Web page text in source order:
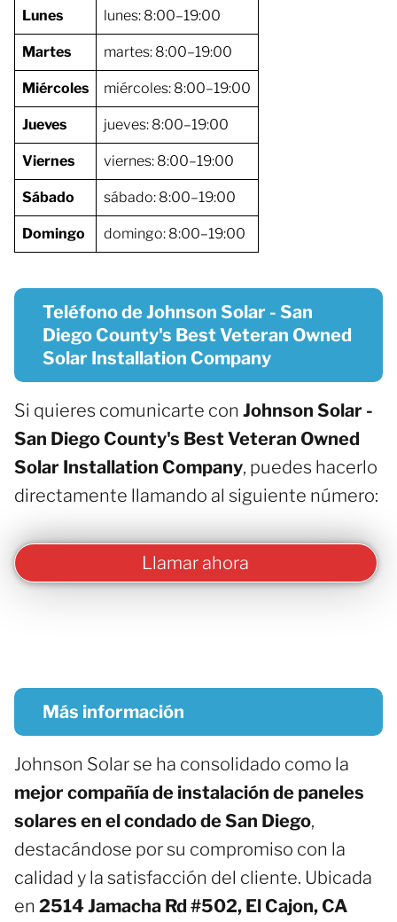
Lunes lunes: 8:00–19:00
Martes martes: 8:00–19:00
Miércoles miércoles: 8:00–19:00
Jueves jueves: 8:00–19:00
Viernes viernes: 8:00–19:00
Sábado sábado: 8:00–19:00
Domingo domingo: 8:00–19:00
Teléfono de Johnson Solar - San
Diego County's Best Veteran Owned
Solar Installation Company
Si quieres comunicarte con Johnson Solar -
San Diego County's Best Veteran Owned
Solar Installation Company, puedes hacerlo
directamente llamando al siguiente número:
Llamar ahora
Más información
Johnson Solar se ha consolidado como la
mejor compañía de instalación de paneles
solares en el condado de San Diego,
destacándose por su compromiso con la
calidad y la satisfacción del cliente. Ubicada
en 2514 Jamacha Rd #502, El Cajon, CA